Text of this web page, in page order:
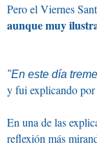
Pero el Viernes
aunque muy
"En este día
y fui explicando por
En una de las
reflexión más